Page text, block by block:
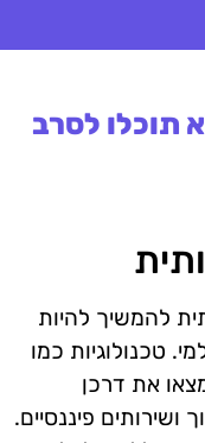
תוכלו לסרב
להמשיך להיות
טכנולוגיות כמו
את דרכן
ושירותים פיננסיים.